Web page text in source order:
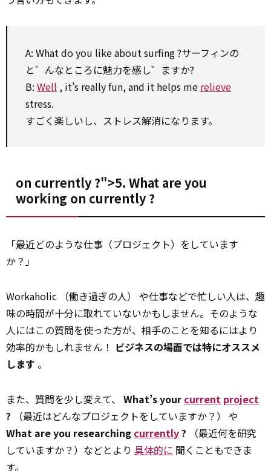
A: What do you like aboutsurfing?サーフィンの
と゛んなところに魅力を感し゛ますか?
B: Well , it’s really fun, and it helps me relieve
stress.
すごく楽しいし、ストレス解消になります。
on currently ?">5. What are you
working on currently ?
「最近どのような仕事（プロジェクト）をしています
か？」
Workaholic （働き過ぎの人） や仕事などで忙しい人は、趣
味の時間が十分に取れていないかもしません。そのような
人にはこの質問を使った方が、相手のことを知るにはより
効率的かもしれません！ ビジネスの場面では特にオススメ
します 。
また、質問を少し変えて、 What’s your current project
? （最近はどんなプロジェクトをしていますか？） や
What are you researching currently? （最近何を研究
していますか？）などとより 具体的に 聞くこともできま
す。